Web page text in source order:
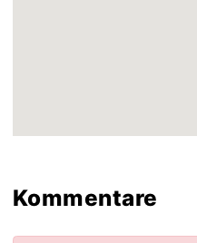
Kommentare